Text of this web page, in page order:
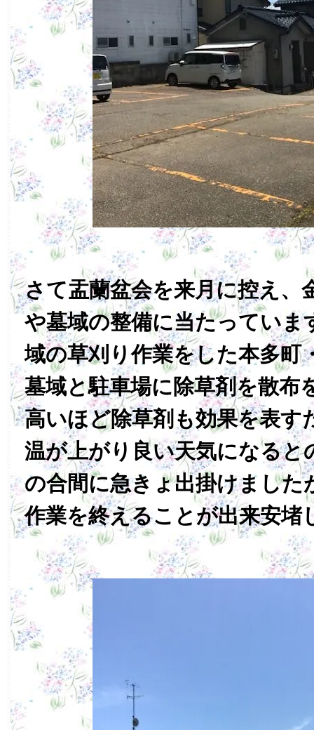
さて盂蘭盆会を来月に控え、
や墓域の整備に当たっていま
域の草刈り作業をした本多町
墓域と駐車場に除草剤を散布
高いほど除草剤も効果を表す
温が上がり良い天気になると
の合間に急きょ出掛けました
作業を終えることが出来安堵